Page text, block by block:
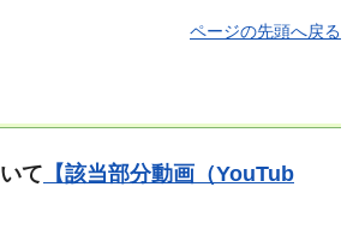
ページの先頭へ戻る
て 【該当部分動画（YouTub